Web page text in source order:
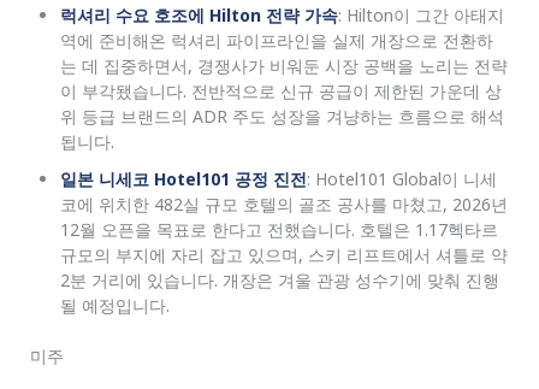
럭셔리 수요 호조에 Hilton 전략 가속: Hilton이 그간 아태지
역에 준비해온 럭셔리 파이프라인을 실제 개장으로 전환하
는 데 집중하면서, 경쟁사가 비워둔 시장 공백을 노리는 전략
이 부각됐습니다. 전반적으로 신규 공급이 제한된 가운데 상
위 등급 브랜드의 ADR 주도 성장을 겨냥하는 흐름으로 해석
됩니다.
일본 니세코 Hotel101 공정 진전: Hotel101 Global이 니세
코에 위치한 482실 규모 호텔의 골조 공사를 마쳤고, 2026년
12월 오픈을 목표로 한다고 전했습니다. 호텔은 1.17헥타르
규모의 부지에 자리 잡고 있으며, 스키 리프트에서 셔틀로 약
2분 거리에 있습니다. 개장은 겨울 관광 성수기에 맞춰 진행
될 예정입니다.
미주